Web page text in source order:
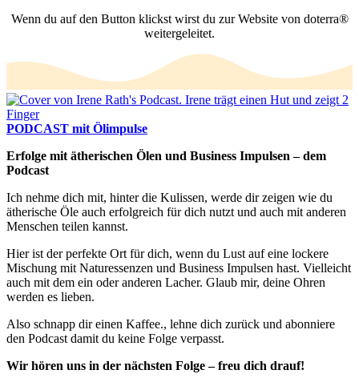
Wenn du auf den Button klickst wirst du zur Website von doterra®
weitergeleitet.
PODCAST mit Ölimpulse
Erfolge mit ätherischen Ölen und Business Impulsen – dem
Podcast
Ich nehme dich mit, hinter die Kulissen, werde dir zeigen wie du
ätherische Öle auch erfolgreich für dich nutzt und auch mit anderen
Menschen teilen kannst.
Hier ist der perfekte Ort für dich, wenn du Lust auf eine lockere
Mischung mit Naturessenzen und Business Impulsen hast. Vielleicht
auch mit dem ein oder anderen Lacher. Glaub mir, deine Ohren
werden es lieben.
Also schnapp dir einen Kaffee., lehne dich zurück und abonniere
den Podcast damit du keine Folge verpasst.
Wir hören uns in der nächsten Folge – freu dich drauf!